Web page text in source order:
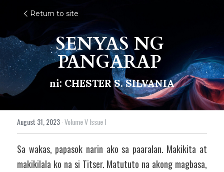
Return to site
SENYAS NG
PANGARAP
ni: CHESTER S. SILVANIA
August 31, 2023·Volume V Issue I
Sa wakas, papasok narin ako sa paaralan. Makikita at
makikilala ko na si Titser. Matututo na akong magbasa,